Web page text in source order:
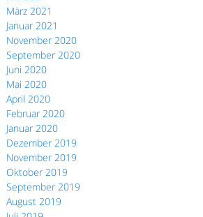
März 2021
Januar 2021
November 2020
September 2020
Juni 2020
Mai 2020
April 2020
Februar 2020
Januar 2020
Dezember 2019
November 2019
Oktober 2019
September 2019
August 2019